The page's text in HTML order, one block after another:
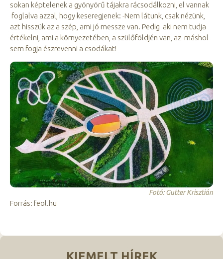
sokan képtelenek a gyönyörű tájakra rácsodálkozni, el vannak
foglalva azzal, hogy keseregjenek: -Nem látunk, csak nézünk,
azt hisszük az a szép, ami jó messze van. Pedig aki nem tudja
értékelni, ami a környezetében, a szülőföldjén van, az máshol
sem fogja észrevenni a csodákat!
Fotó: Gutter Krisztián
Forrás: feol.hu